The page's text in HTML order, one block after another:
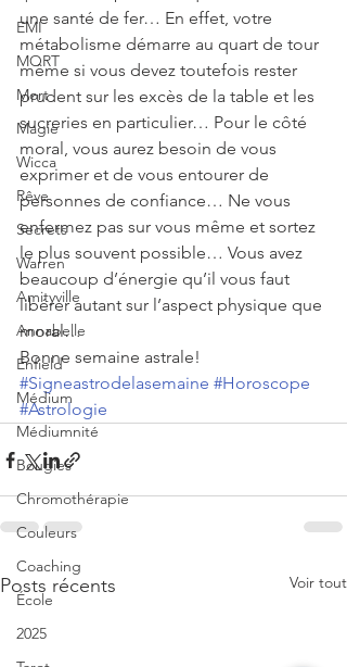
EMI
MORT
Mort
Magie
Wicca
Rêve
Secrets
Warren
Amityville
Annabelle
Enfield
Médium
Médiumnité
Bougies
Chromothérapie
Couleurs
Coaching
École
2025
une santé de fer… En effet, votre
métabolisme démarre au quart de tour
même si vous devez toutefois rester
prudent sur les excès de la table et les
sucreries en particulier… Pour le côté
moral, vous aurez besoin de vous
exprimer et de vous entourer de
personnes de confiance… Ne vous
enfermez pas sur vous même et sortez
le plus souvent possible… Vous avez
beaucoup d’énergie qu’il vous faut
libérer autant sur l’aspect physique que
moral…
Bonne semaine astrale!
#Signeastrodelasemaine #Horoscope
#Astrologie
Posts récents Voir tout